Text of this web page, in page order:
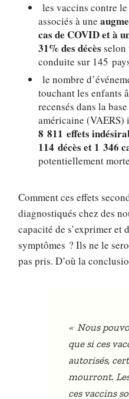
les vaccins contre
associés à une
cas de COVID et à
31% des décès selon
conduite sur 145
le nombre
touchant les enfants
recensés dans la
américaine
8 811 effets
114 décès et 1 346
potentiellement
Comment ces effets
diagnostiqués chez des
capacité de s’exprimer et
symptômes ? Ils ne le
pas pris. D’où la
« Nous
que si ces
autorisés,
mourront.
ces vaccins